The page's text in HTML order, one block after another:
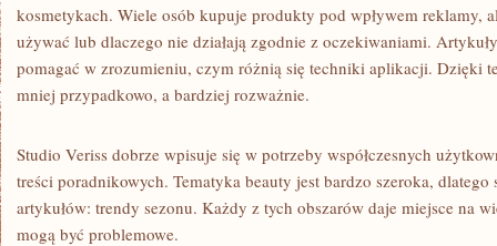
kosmetykach. Wiele osób kupuje produkty pod wpływem reklamy,
używać lub dlaczego nie działają zgodnie z oczekiwaniami.
pomagać w zrozumieniu, czym różnią się techniki aplikacji. Dzięki
mniej przypadkowo, a bardziej rozważnie.
Studio Veriss dobrze wpisuje się w potrzeby współczesnych
treści poradnikowych. Tematyka beauty jest bardzo szeroka,
artykułów: trendy sezonu. Każdy z tych obszarów daje miejsce na
mogą być problemowe.